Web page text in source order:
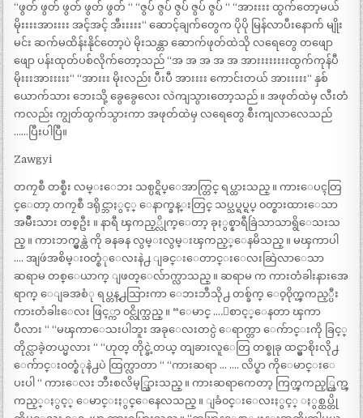
“ဖွတ် ဖွတ် ဖွတ် ဖွတ် ဖွတ် “ “ဇွပ် ဇွပ် ဇွပ် ဇွပ် ဇွပ် “ “အားးးး ထွက်တော့မယ်
မိုးးးးအားးးး အင့်အင့် အီးးးးး“ ဆောင့်ချက်တွေက ပိုပို မြန်လာပီးနောက် မျိုး
မင်း ဆက်မထိန်းနိုင်တော့ပဲ မိုးသန္တာ ဆောက်ဖုတ်ထဲသို လရေတွေ တဖျော
ဖျော ပန်းထုတ်ပစ်လိုက်တော့သည် “အ အ အ အ အ အားးးးးးးးထွက်ကုန်ပီ
မိုးးးအားးးးး“ “အားးး မိုးလည်း ပီးပီ အားးးး ကောင်းတယ် အားးးးး“ နှစ်
ယောက်သား ဘေးသို့ ခွေခွေလေး လဲကျသွားတော့သည် ။ အဖုတ်ထဲမှ လီးတံ
ကလည်း ကျွတ်ထွက်သွားကာ အဖုတ်ထဲမှ လရေတွေ စီးကျလာလေသည်
……ပြီးပါပြီ။
Zawgyi
တကၠစီ တစ္စီး လမ္းေဘး သစ္ပင္ရိပ္ေအာက္တြင္ ရပ္ထားသည္ ။ ကားေပၚတြ
င္ေတာ့ တကၠစီ ဒရိုင္ဘာႏွင့္ ေနာက္ခန္းတြင္ သပ္သပ္ရပ္ရပ္ ၀တ္စားထားေသာ
အမ်ိဳးသား တစ္ဦး ။ နာရီ ၾကည့္လိုက္ေတာ့ ခုႏွစ္နာရီခြဲသာသာရွိေသးသ
ည္ ။ ကားဘက္မွန္ထဲ ကို ခနခန လွမ္းလွမ္းၾကည့္ေနမိသည္ ။ မၾကာပါ
…. အျဖဴအစိမ္း၀တ္စံုေလးနဲ႕ ျခင္းေတာင္းေလးဆြဲလာေသာ
ဆရာမ တစ္ေယာက္ ျဖတ္ေလ်ာက္လာသည္ ။ ဆရာမ က ကားတံခါးနားအေ
ရာက္ ေျခအစံု ရပ္တန္႕သြားကာ ေဘးဘီသို႕ တစ္ခ်က္ ေ၀့၀ိုက္ၾကည့္ပီး
ကားတံခါးေလး ဖြင့္ကာ ၀င္လိုက္သည္ ။ “ေမာင္ ….ေစာင့္ေနတာ ၾကာ
ပီလား “ “မၾကာေသးပါဘူး အခုေလးတင္ပဲ ေရာက္တာ ေက်ာင္းကို ခြင့္
တိုင္လာခဲ့တယ္မလား “ “ဟုတ္ တိုင္ခဲ့တယ္ တျခားလူေတြ တစ္ခုခု ထင္မွာစိုးလို႕
ေက်ာင္း၀တ္စံုနဲ႕ပဲ ထြက္လာတာ “ “ကားဆရာ … …. လိပ္စာ ကိုေမာင္းေ
ပးပါ “ ကားေလး ဘီးစလိမ့္သြားသည္ ။ ကားဆရာကေတာ့ ကြက္ၾကည့္ကြက္ၾ
ကည့္ႏွင့္ ေမာင္းႏွင္ေနေလသည္ ။ ျခံ၀င္းေလးႏွင့္ ႏွစ္ထပ္တို